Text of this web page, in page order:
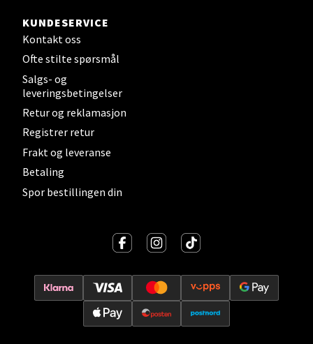
KUNDESERVICE
Kontakt oss
Ofte stilte spørsmål
Salgs- og
leveringsbetingelser
Retur og reklamasjon
Registrer retur
Frakt og leveranse
Betaling
Spor bestillingen din
Levanger - Magneten
Moafjæra 14, 7606 Levanger
Åpent i dag 10-20
0 i butikk
Mandal - Alti Mandal
Skarvøyveien 55, 4517 Mandal
Åpent i dag 10-20